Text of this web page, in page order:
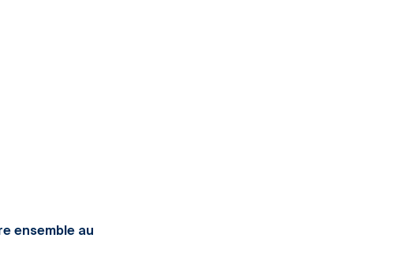
ensemble au